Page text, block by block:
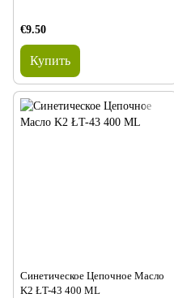
€9.50
Купить
Синетическое Цепочное Масло
K2 ŁT-43 400 ML